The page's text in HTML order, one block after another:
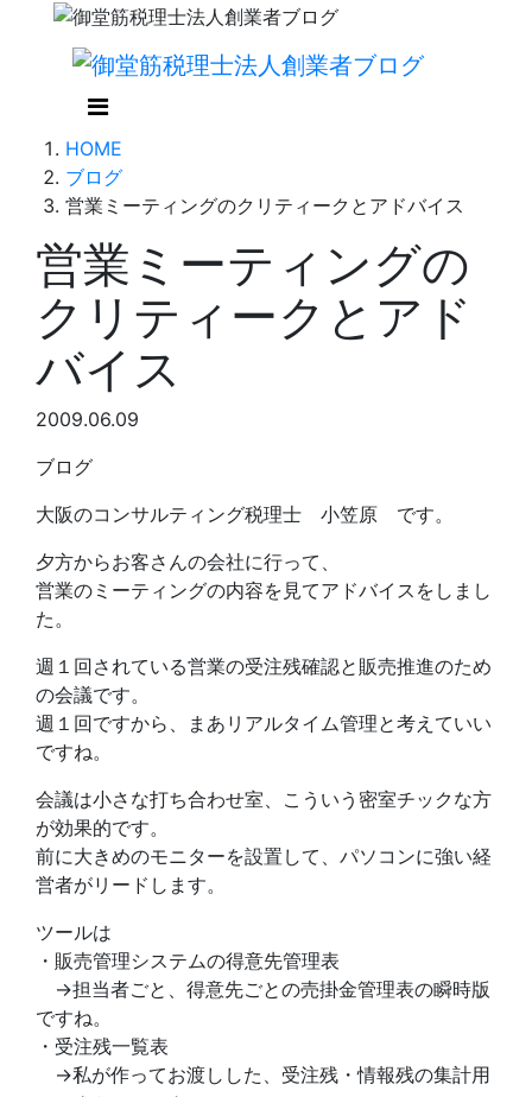
HOME
ブログ
営業ミーティングのクリティークとアドバイス
営業ミーティングの
クリティークとアド
バイス
2009.06.09
ブログ
大阪のコンサルティング税理士 小笠原 です。
夕方からお客さんの会社に行って、
営業のミーティングの内容を見てアドバイスをしまし
た。
週１回されている営業の受注残確認と販売推進のため
の会議です。
週１回ですから、まあリアルタイム管理と考えていい
ですね。
会議は小さな打ち合わせ室、こういう密室チックな方
が効果的です。
前に大きめのモニターを設置して、パソコンに強い経
営者がリードします。
ツールは
・販売管理システムの得意先管理表
→担当者ごと、得意先ごとの売掛金管理表の瞬時版
ですね。
・受注残一覧表
→私が作ってお渡しした、受注残・情報残の集計用